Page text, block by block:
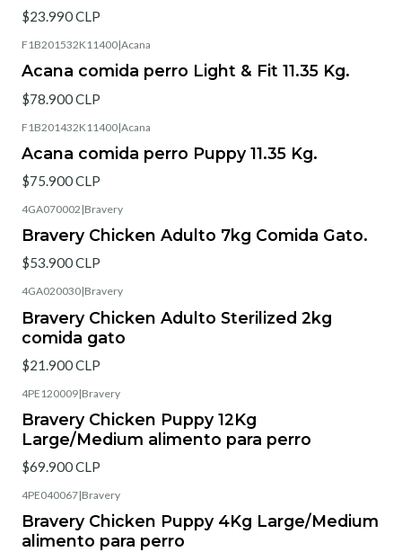
$23.990 CLP
F1B201532K11400|Acana
Acana comida perro Light & Fit 11.35 Kg.
$78.900 CLP
F1B201432K11400|Acana
Acana comida perro Puppy 11.35 Kg.
$75.900 CLP
4GA070002 |Bravery
Bravery Chicken Adulto 7kg Comida Gato.
$53.900 CLP
4GA020030|Bravery
Bravery Chicken Adulto Sterilized 2kg
comida gato
$21.900 CLP
4PE120009|Bravery
Bravery Chicken Puppy 12Kg
Large/Medium alimento para perro
$69.900 CLP
4PE040067|Bravery
Bravery Chicken Puppy 4Kg Large/Medium
alimento para perro